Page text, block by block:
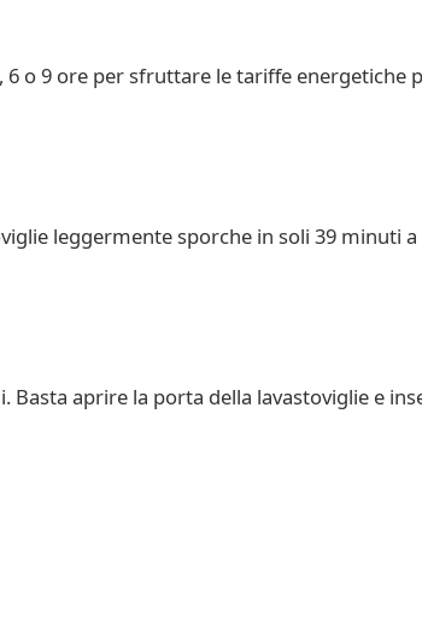
o 9 ore per sfruttare le tariffe energetiche
leggermente sporche in soli 39 minuti
Basta aprire la porta della lavastoviglie e